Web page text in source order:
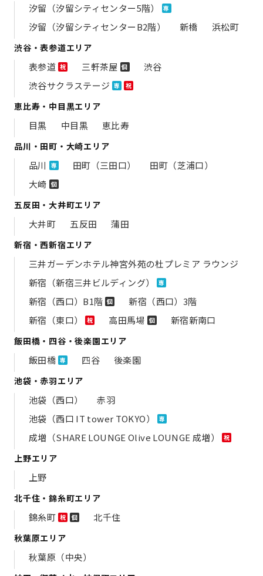
汐留（汐留シティセンター5階） 専
汐留（汐留シティセンターB2階） 新橋 浜松町
渋谷・表参道エリア
表参道 祝 三軒茶屋 個
渋谷
渋谷サクラステージ 専 祝
恵比寿・中目黒エリア
目黒 中目黒 恵比寿
品川・田町・大崎エリア
品川 専 田町（三田口）
田町（芝浦口）
大崎 個
五反田・大井町エリア
大井町 五反田 蒲田
新宿・西新宿エリア
三井ガーデンホテル神宮外苑の​杜プレミア ラウンジ
新宿（新宿三井ビルディング）
専
新宿（西口）B1階 個
新宿（西口）3階
新宿（東口）
祝 高田馬場 個 新宿新南口
飯田橋・四谷・後楽園エリア
飯田橋 専 四谷 後楽園
池袋・赤羽エリア
池袋（西口）
赤羽
池袋（西口 IT tower TOKYO）
専
成増（SHARE LOUNGE Olive LOUNGE 成増） 祝
上野エリア
上野
北千住・錦糸町エリア
錦糸町 祝 個 北千住
秋葉原エリア
秋葉原（中央）